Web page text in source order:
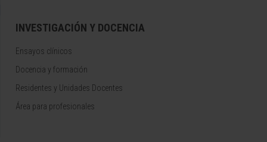
INVESTIGACIÓN Y DOCENCIA
Ensayos clínicos
Docencia y formación
Residentes y Unidades Docentes
Área para profesionales